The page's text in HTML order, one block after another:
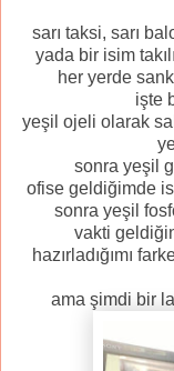
sarı taksi, sarı
yada bir isim
her yerde
işte
yeşil ojeli olarak
sonra yeşil
ofise geldiğimde
sonra yeşil
vakti
hazırladığımı
ama şimdi bir